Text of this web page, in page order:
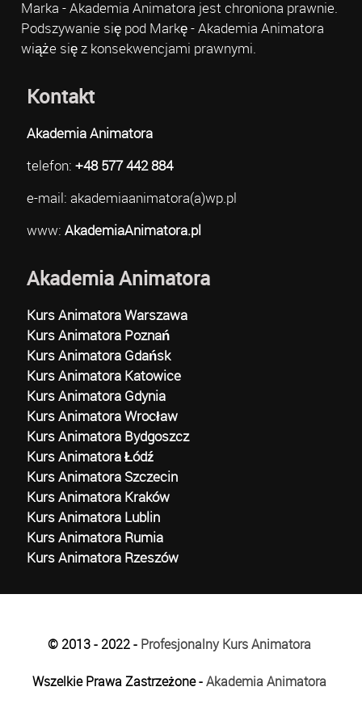
Marka - Akademia Animatora jest chroniona prawnie.
Podszywanie się pod Markę - Akademia Animatora
wiąże się z konsekwencjami prawnymi.
Kontakt
Akademia Animatora
telefon: +48 577 442 884
e-mail: akademiaanimatora(a)wp.pl
www: AkademiaAnimatora.pl
Akademia Animatora
Kurs Animatora Warszawa
Kurs Animatora Poznań
Kurs Animatora Gdańsk
Kurs Animatora Katowice
Kurs Animatora Gdynia
Kurs Animatora Wrocław
Kurs Animatora Bydgoszcz
Kurs Animatora Łódź
Kurs Animatora Szczecin
Kurs Animatora Kraków
Kurs Animatora Lublin
Kurs Animatora Rumia
Kurs Animatora Rzeszów
© 2013 - 2022 - Profesjonalny Kurs Animatora
Wszelkie Prawa Zastrzeżone -Akademia Animatora